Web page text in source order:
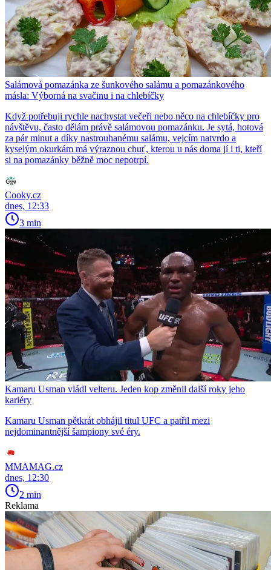
Salámová pomazánka ze šunkového salámu a pomazánkového
másla: Výborná na svačinu i na chlebíčky
Když potřebuji rychle nachystat večeři nebo něco na chlebíčky pro
návštěvu, často dělám právě salámovou pomazánku. Je sytá, hotová
za pár minut a díky nastrouhanému salámu, vejcím natvrdo a
kyselým okurkám má výraznou chuť, kterou u nás doma jí i ti, kteří
si na pomazánky běžně moc nepotrpí.
Cooky.cz
dnes, 12:33
3 min
Kamaru Usman vládl velteru. Jeden kop změnil další roky jeho
kariéry
Kamaru Usman pětkrát obhájil titul UFC a patřil mezi
nejdominantnější šampiony své éry.
MMAMAG.cz
dnes, 12:30
2 min
Reklama